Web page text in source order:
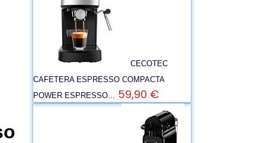
CECOTEC
CAFETERA ESPRESSO COMPACTA
POWER ESPRESSO... 59,90 €